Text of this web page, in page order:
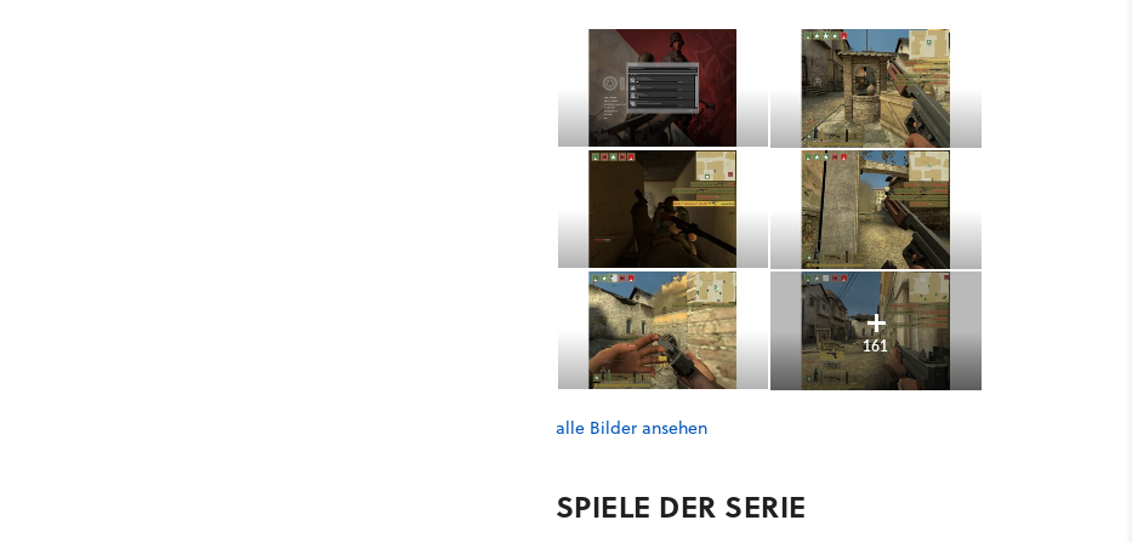
161
alle Bilder ansehen
SPIELE DER SERIE